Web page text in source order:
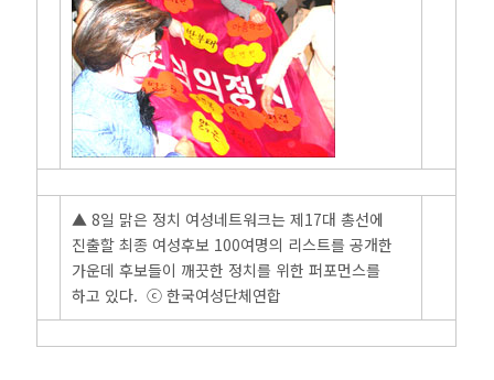
▲ 8일 맑은 정치 여성네트워크는 제17대 총선에
진출할 최종 여성후보 100여명의 리스트를 공개한
가운데 후보들이 깨끗한 정치를 위한 퍼포먼스를
하고 있다. ⓒ 한국여성단체연합